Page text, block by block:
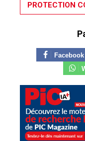
PROTECTION
Facebook